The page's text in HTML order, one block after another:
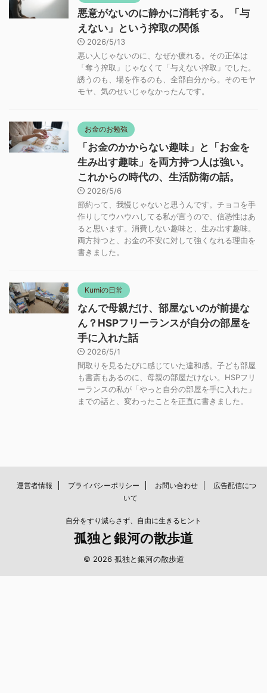
悪意がないのに静かに消耗する。「与
えない」という搾取の関係
2026/5/13
悪い人じゃないのに、なぜか疲れる。その正体は
「奪う搾取」じゃなくて「与えない搾取」でした。
誘うのも、場を作るのも、全部自分から。そのモヤ
モヤ、気のせいじゃなかったんです。
お金のお勉強
「お金のかからない趣味」と「お金を
生み出す趣味」を両方持つ人は強い。
これからの時代の、生活防衛の話。
2026/5/6
節約って、我慢じゃないと思うんです。チョコを手
作りしてウハウハしてる私が言うので、信憑性はあ
ると思います。消費しない趣味と、生み出す趣味。
両方持つと、お金の不安に対して強くなれる理由を
書きました。
Kumiの日常
なんで母親だけ、部屋ないのが前提な
ん？HSPフリーランスが自分の部屋を
手に入れた話
2026/5/1
間取りを見るたびに感じていた違和感。子ども部屋
も書斎もあるのに、母親の部屋だけない。HSPフリ
ーランスの私が「やっと自分の部屋を手に入れた」
までの話と、変わったことを正直に書きました。
運営者情報 プライバシーポリシー お問い合わせ
広告配信につ
いて
自分をすり減らさず、自由に生きるヒント
孤独と銀河の散歩道
© 2026 孤独と銀河の散歩道